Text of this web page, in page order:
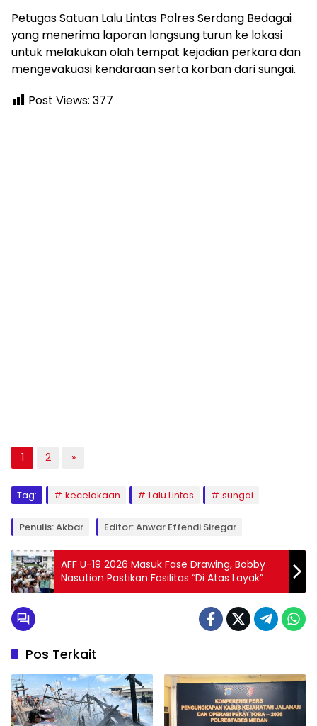
Petugas Satuan Lalu Lintas Polres Serdang Bedagai
yang menerima laporan langsung turun ke lokasi
untuk melakukan olah tempat kejadian perkara dan
mengevakuasi kendaraan serta korban dari sungai.
Post Views: 377
1 2 »
Tag: kecelakaan Lalu Lintas sungai
Penulis: Akbar Editor: Anwar Effendi Siregar
AFF U-19 2026 Masuk Fase Drawing, Bobby
Nasution Pastikan Fasilitas “Di Atas Layak”
Pos Terkait